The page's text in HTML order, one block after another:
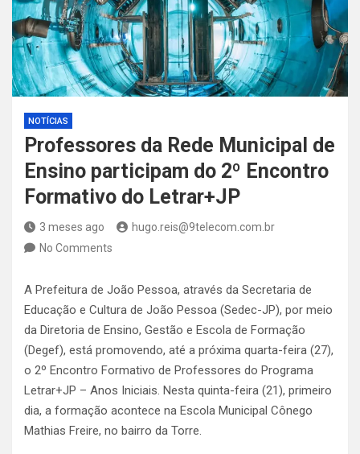
NOTÍCIAS
Professores da Rede Municipal de
Ensino participam do 2º Encontro
Formativo do Letrar+JP
3 meses ago
hugo.reis@9telecom.com.br
No Comments
A Prefeitura de João Pessoa, através da Secretaria de
Educação e Cultura de João Pessoa (Sedec-JP), por meio
da Diretoria de Ensino, Gestão e Escola de Formação
(Degef), está promovendo, até a próxima quarta-feira (27),
o 2º Encontro Formativo de Professores do Programa
Letrar+JP – Anos Iniciais. Nesta quinta-feira (21), primeiro
dia, a formação acontece na Escola Municipal Cônego
Mathias Freire, no bairro da Torre.